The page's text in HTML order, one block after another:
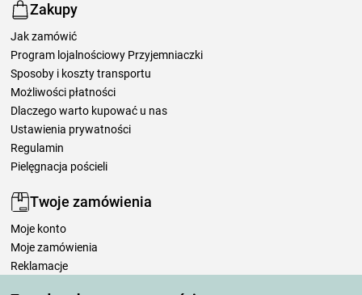
Zakupy
Jak zamówić
Program lojalnościowy Przyjemniaczki
Sposoby i koszty transportu
Możliwości płatności
Dlaczego warto kupować u nas
Ustawienia prywatności
Regulamin
Pielęgnacja pościeli
Twoje zamówienia
Moje konto
Moje zamówienia
Reklamacje